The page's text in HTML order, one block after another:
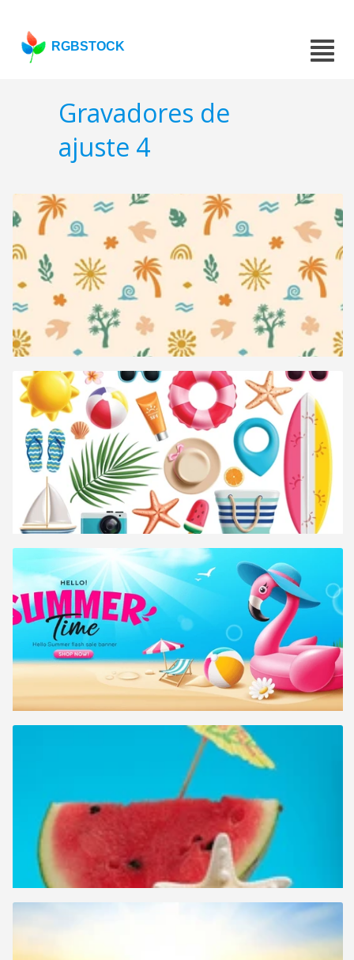
RGBSTOCK
Gravadores de
ajuste 4